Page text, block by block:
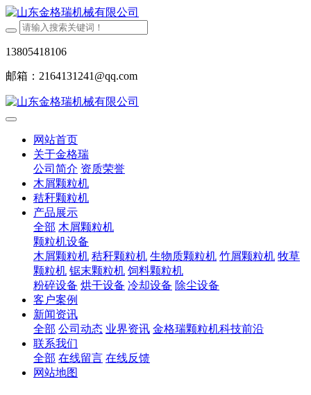
13805418106
邮箱：2164131241@qq.com
网站首页
关于金格瑞
公司简介 资质荣誉
木屑颗粒机
秸秆颗粒机
产品展示
全部 木屑颗粒机
颗粒机设备
木屑颗粒机 秸秆颗粒机 生物质颗粒机 竹屑颗粒机 牧草
颗粒机 锯末颗粒机 饲料颗粒机
粉碎设备 烘干设备 冷却设备 除尘设备
客户案例
新闻资讯
全部 公司动态 业界资讯 金格瑞颗粒机科技前沿
联系我们
全部 在线留言 在线反馈
网站地图